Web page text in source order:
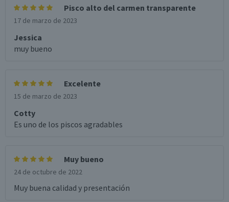
Pisco alto del carmen transparente
17 de marzo de 2023
Jessica
muy bueno
Excelente
15 de marzo de 2023
Cotty
Es uno de los piscos agradables
Muy bueno
24 de octubre de 2022
Muy buena calidad y presentación